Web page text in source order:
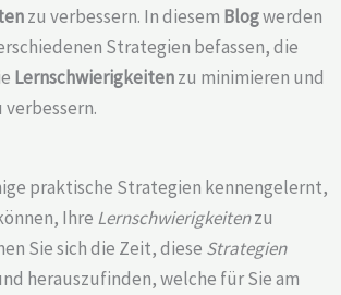
zu verbessern. In diesem Blogwerden
Strategien befassen, die
Lernschwierigkeitenzu minimieren und
verbessern.
praktische Strategien kennengelernt,
Ihre Lernschwierigkeitenzu
Sie sich die Zeit, diese Strategien
herauszufinden, welche für Sie am